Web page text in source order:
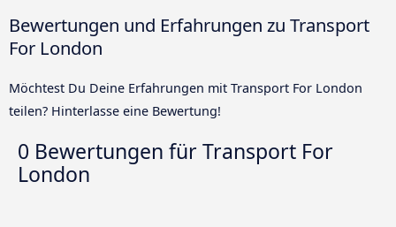
Bewertungen und Erfahrungen zu Transport
For London
Möchtest Du Deine Erfahrungen mit Transport For London
teilen? Hinterlasse eine Bewertung!
0 Bewertungen fürTransport For
London